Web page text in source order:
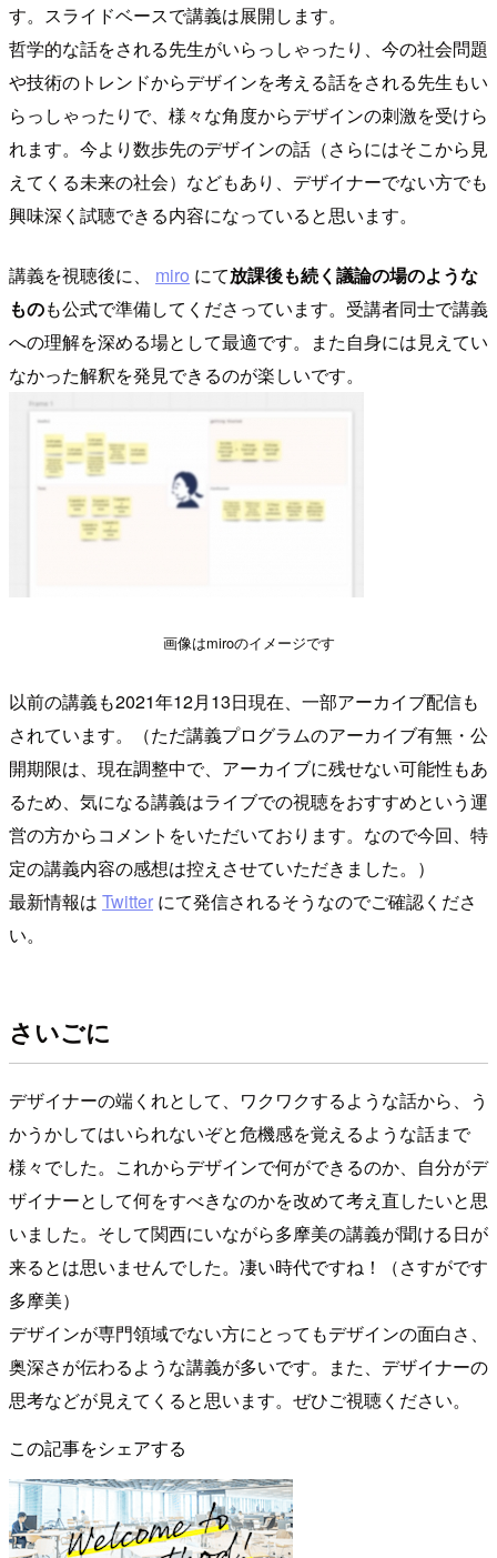
す。スライドベースで講義は展開します。
哲学的な話をされる先生がいらっしゃったり、今の社会問題
や技術のトレンドからデザインを考える話をされる先生もい
らっしゃったりで、様々な角度からデザインの刺激を受けら
れます。今より数歩先のデザインの話（さらにはそこから見
えてくる未来の社会）などもあり、デザイナーでない方でも
興味深く試聴できる内容になっていると思います。
講義を視聴後に、 miro にて放課後も続く議論の場のような
ものも公式で準備してくださっています。受講者同士で講義
への理解を深める場として最適です。また自身には見えてい
なかった解釈を発見できるのが楽しいです。
画像はmiroのイメージです
以前の講義も2021年12月13日現在、一部アーカイブ配信も
されています。（ただ講義プログラムのアーカイブ有無・公
開期限は、現在調整中で、アーカイブに残せない可能性もあ
るため、気になる講義はライブでの視聴をおすすめという運
営の方からコメントをいただいております。なので今回、特
定の講義内容の感想は控えさせていただきました。）
最新情報は Twitter にて発信されるそうなのでご確認くださ
い。
さいごに
デザイナーの端くれとして、ワクワクするような話から、う
かうかしてはいられないぞと危機感を覚えるような話まで
様々でした。これからデザインで何ができるのか、自分がデ
ザイナーとして何をすべきなのかを改めて考え直したいと思
いました。そして関西にいながら多摩美の講義が聞ける日が
来るとは思いませんでした。凄い時代ですね！（さすがです
多摩美）
デザインが専門領域でない方にとってもデザインの面白さ、
奥深さが伝わるような講義が多いです。また、デザイナーの
思考などが見えてくると思います。ぜひご視聴ください。
この記事をシェアする